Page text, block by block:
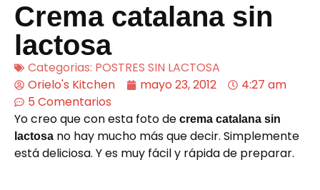
Crema catalana sin
lactosa
Categorias: POSTRES SIN LACTOSA
Orielo's Kitchen
mayo 23, 2012
4:27 am
5 Comentarios
Yo creo que con esta foto de crema catalana sin
lactosa no hay mucho más que decir. Simplemente
está deliciosa. Y es muy fácil y rápida de preparar.